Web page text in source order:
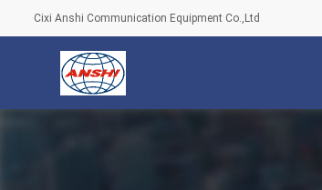
Cixi Anshi Communication Equipment Co.,Ltd